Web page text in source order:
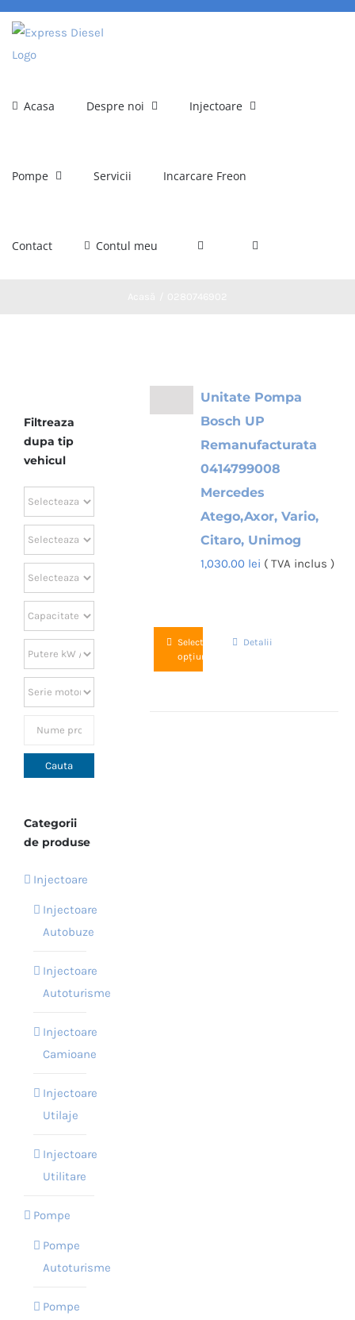
Skip
content
Acasa Despre noi Injectoare
Pompe Servicii Incarcare Freon
Contact Contul meu
Unitate Pompa
Bosch UP
Remanufacturata
0414799008
Mercedes
Atego,Axor, Vario,
Citaro, Unimog
1,030.00 lei ( TVA inclus )
Selectează
opțiunile
Acest
produs
Detalii
Filtreaza
dupa tip
vehicul
Categorii
de produse
Injectoare
Injectoare
Autobuze
Injectoare
Autoturisme
Injectoare
Camioane
Injectoare
Utilaje
Injectoare
Utilitare
Pompe
Pompe
Autoturisme
Pompe